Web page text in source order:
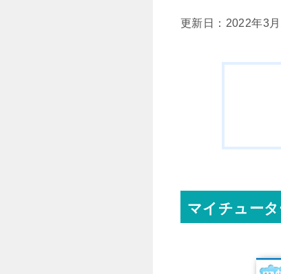
更新日：2022年3月
マイチュー